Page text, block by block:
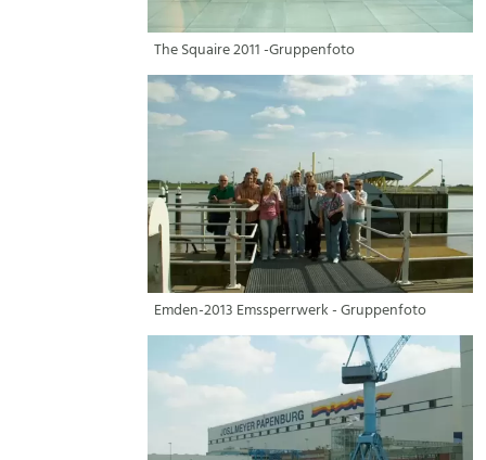
The Squaire 2011 -Gruppenfoto
Emden-2013 Emssperrwerk - Gruppenfoto